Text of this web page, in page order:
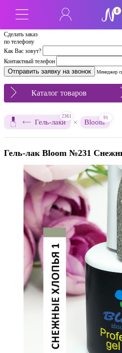
Сделать заказ
по телефону
Как Вас зовут?
Контактный телефон
Менеджер
0
Каталог товаров
Гель-лаки
2361
× Bloom
91
Гель-лак Bloom №231